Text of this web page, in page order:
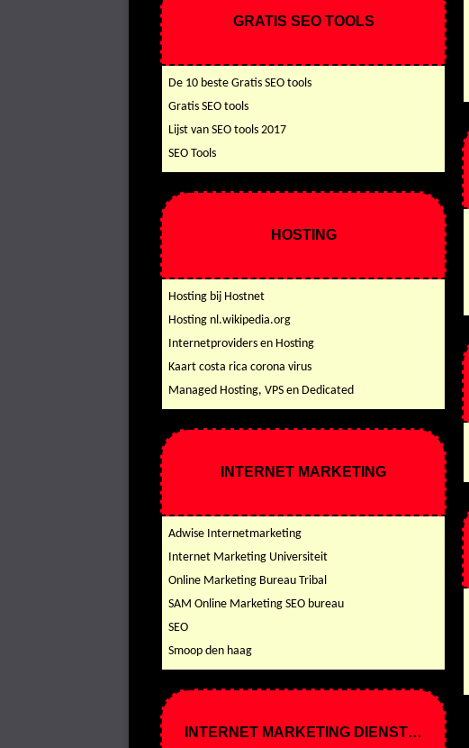
GRATIS SEO TOOLS
De 10 beste Gratis SEO tools
Gratis SEO tools
Lijst van SEO tools 2017
SEO Tools
HOSTING
Hosting bij Hostnet
Hosting nl.wikipedia.org
Internetproviders en Hosting
Kaart costa rica corona virus
Managed Hosting, VPS en Dedicated
INTERNET MARKETING
Adwise Internetmarketing
Internet Marketing Universiteit
Online Marketing Bureau Tribal
SAM Online Marketing SEO bureau
SEO
Smoop den haag
INTERNET MARKETING DIENSTEN